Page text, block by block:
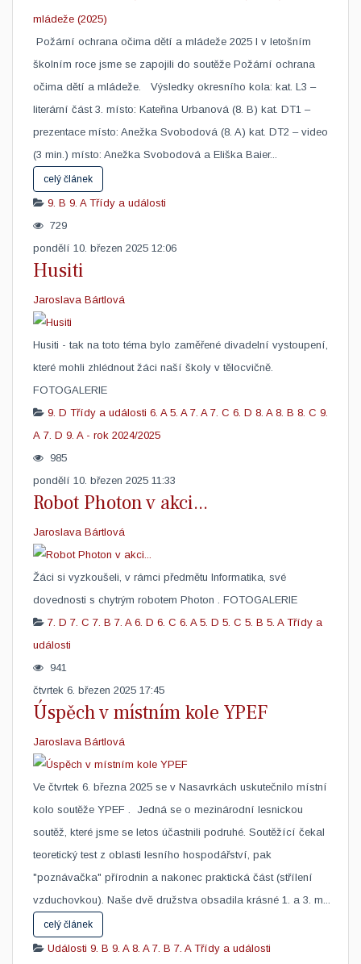
​ Požární ochrana očima dětí a mládeže 2025 I v letošním
školním roce jsme se zapojili do soutěže Požární ochrana
očima dětí a mládeže. Výsledky okresního kola: kat. L3 –
literární část 3. místo: Kateřina Urbanová (8. B) kat. DT1 –
prezentace místo: Anežka Svobodová (8. A) kat. DT2 – video
(3 min.) místo: Anežka Svobodová a Eliška Baier...
celý článek
9. B 9. A Třídy a události
729
pondělí 10. březen 2025 12:06
Husiti
Jaroslava Bártlová
Husiti - tak na toto téma bylo zaměřené divadelní vystoupení,
které mohli zhlédnout žáci naší školy v tělocvičně.
FOTOGALERIE
9. D Třídy a události 6. A 5. A 7. A 7. C 6. D 8. A 8. B 8. C 9.
A 7. D 9. A - rok 2024/2025
985
pondělí 10. březen 2025 11:33
Robot Photon v akci...
Jaroslava Bártlová
Žáci si vyzkoušeli, v rámci předmětu Informatika, své
dovednosti s chytrým robotem Photon . FOTOGALERIE
7. D 7. C 7. B 7. A 6. D 6. C 6. A 5. D 5. C 5. B 5. A Třídy a
události
941
čtvrtek 6. březen 2025 17:45
Úspěch v místním kole YPEF
Jaroslava Bártlová
Ve čtvrtek 6. března 2025 se v Nasavrkách uskutečnilo místní
kolo soutěže YPEF . Jedná se o mezinárodní lesnickou
soutěž, které jsme se letos účastnili podruhé. Soutěžící čekal
teoretický test z oblasti lesního hospodářství, pak
"poznávačka" přírodnin a nakonec praktická část (střílení
vzduchovkou). Naše dvě družstva obsadila krásné 1. a 3. m...
celý článek
Události 9. B 9. A 8. A 7. B 7. A Třídy a události